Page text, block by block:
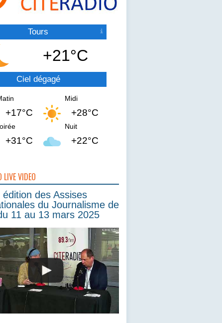
Tours
+21°C
Ciel dégagé
+17°C
Midi
+28°C
+31°C
Nuit
+22°C
LIVE VIDEO
édition des Assises
du Journalisme de
11 au 13 mars 2025